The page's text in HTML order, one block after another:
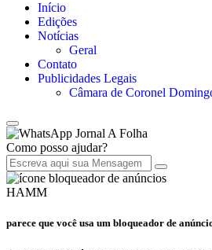
Início
Edições
Notícias
Geral
Contato
Publicidades Legais
Câmara de Coronel
Jornal A Folha
Como posso ajudar?
HAMM
parece que você usa um bloqueador de